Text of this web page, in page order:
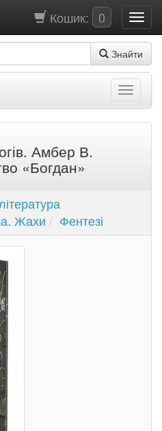
Кошик: 0
Знайти
Амбер В.
«Богдан»
Жахи
Фентезі